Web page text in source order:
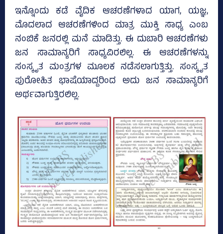
ಇನ್ನೊಂದು ಕಡೆ ವೈದಿಕ ಆಚರಣೆಗಳಾದ ಯಾಗ, ಯಜ್ಞ,
ಮೊದಲಾದ ಆಚರಣೆಗಳಿಂದ ಮಾತ್ರ ಮುಕ್ತಿ ಸಾಧ್ಯ ಎಂಬ
ನಂಬಿಕೆ ಜನರಲ್ಲಿ ಮನೆ ಮಾಡಿತ್ತು. ಈ ದುಬಾರಿ ಆಚರಣೆಗಳು
ಜನ ಸಾಮಾನ್ಯರಿಗೆ ಸಾಧ್ಯವಿರಲಿಲ್ಲ. ಈ ಆಚರಣೆಗಳನ್ನು
ಸಂಸ್ಕೃತ ಮಂತ್ರಗಳ ಮೂಲಕ ನಡೆಸಲಾಗುತ್ತಿತ್ತು. ಸಂಸ್ಕೃತ
ಪುರೋಹಿತ ಭಾಷೆಯಾದ್ದರಿಂದ ಅದು ಜನ ಸಾಮಾನ್ಯರಿಗೆ
ಅರ್ಥವಾಗುತ್ತಿರಲಿಲ್ಲ.